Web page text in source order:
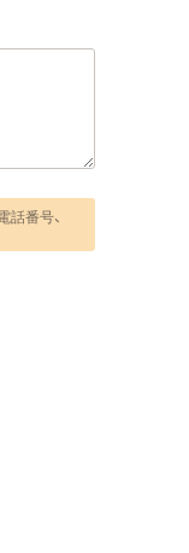
話番号、